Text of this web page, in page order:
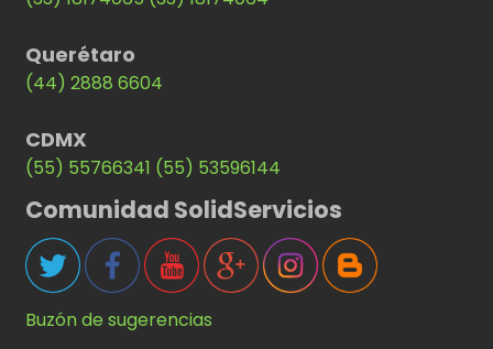
Querétaro
(44) 2888 6604
CDMX
(55) 55766341 (55) 53596144
Comunidad SolidServicios
Buzón de sugerencias